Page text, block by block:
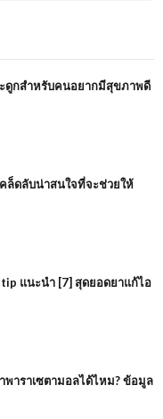
ะดูกสำหรับคนอยากมีสุขภาพดี
ล็ดลับน่าสนใจที่จะช่วยให้
แนะนำ [7] สุดยอดยาแก้ไอ
าราเซตามอลได้ไหม? ข้อมูล